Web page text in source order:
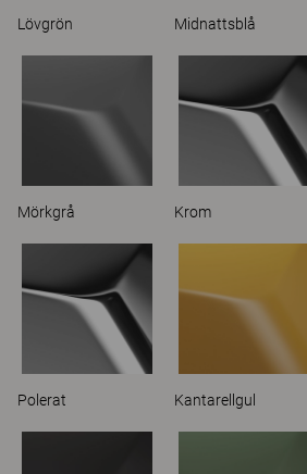
Lövgrön Midnattsblå
Mörkgrå Krom
Polerat Kantarellgul